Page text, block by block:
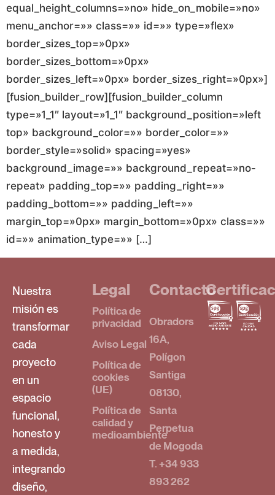
equal_height_columns=»no» hide_on_mobile=»no»
menu_anchor=»» class=»» id=»» type=»flex»
border_sizes_top=»0px»
border_sizes_bottom=»0px»
border_sizes_left=»0px» border_sizes_right=»0px»]
[fusion_builder_row][fusion_builder_column
type=»1_1″ layout=»1_1″ background_position=»left
top» background_color=»» border_color=»»
border_style=»solid» spacing=»yes»
background_image=»» background_repeat=»no-
repeat» padding_top=»» padding_right=»»
padding_bottom=»» padding_left=»»
margin_top=»0px» margin_bottom=»0px» class=»»
id=»» animation_type=»» […]
Nuestra
misión es
transformar
cada
proyecto
en un
espacio
funcional,
honesto y
a medida,
integrando
diseño,
Legal
Política de
privacidad
Aviso Legal
Política de
cookies
(UE)
Política de
calidad y
medioambiente
Contacto
Obradors
16A,
Polígon
Santiga
08130,
Santa
Perpetua
de Mogoda
T. +34 933
893 262